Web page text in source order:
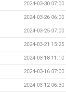
2024-03-30 07:00
2024-03-26 06:00
2024-03-25 07:00
2024-03-21 15:25
2024-03-18 11:10
2024-03-16 07:00
2024-03-12 06:30